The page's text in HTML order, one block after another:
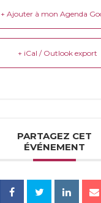
+ Ajouter à mon Agenda
+ iCal / Outlook export
PARTAGEZ CET
ÉVÉNEMENT